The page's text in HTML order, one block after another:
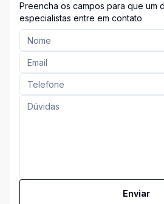
Preencha os campos para que um
especialistas entre em contato
Enviar